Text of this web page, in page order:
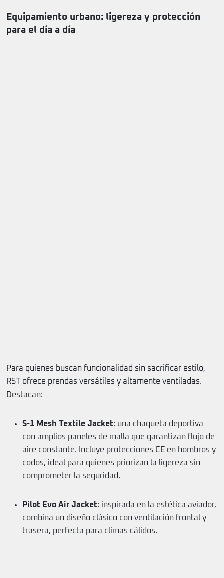
Equipamiento urbano: ligereza y protección
para el día a día
Para quienes buscan funcionalidad sin sacrificar estilo,
RST ofrece prendas versátiles y altamente ventiladas.
Destacan:
S-1 Mesh Textile Jacket: una chaqueta deportiva
con amplios paneles de malla que garantizan flujo de
aire constante. Incluye protecciones CE en hombros y
codos, ideal para quienes priorizan la ligereza sin
comprometer la seguridad.
Pilot Evo Air Jacket: inspirada en la estética aviador,
combina un diseño clásico con ventilación frontal y
trasera, perfecta para climas cálidos.